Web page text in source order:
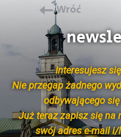
Wróć
Interesujesz
Nie przegap żadnego
odbywającego
Już teraz zapisz się na
swój adres e-mail